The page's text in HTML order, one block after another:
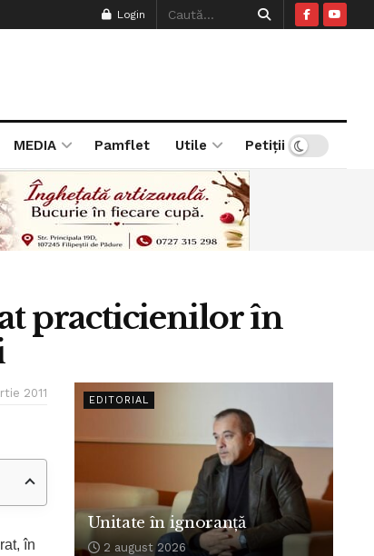
Login
MEDIA Pamflet Utile Petiții
practicienilor în
2011
în
EDITORIAL
Unitate în ignoranță
2 august 2026